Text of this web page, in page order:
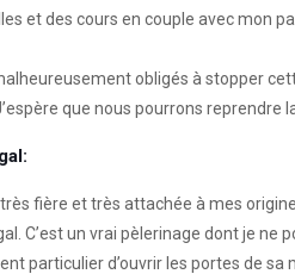
et des cours en couple avec mon
obligés à stopper
que nous pourrons
fière et très attachée à mes
C’est un vrai pèlerinage dont je
particulier d’ouvrir les portes de sa